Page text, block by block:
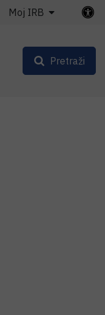
Moj IRB
Pretraži